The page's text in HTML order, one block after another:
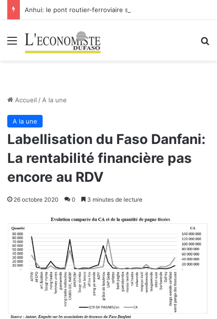
Menu
Accueil / A la une
A la une
Labellisation du Faso Danfani:
La rentabilité financière pas
encore au RDV
26 octobre 2020 0 3 minutes de lecture